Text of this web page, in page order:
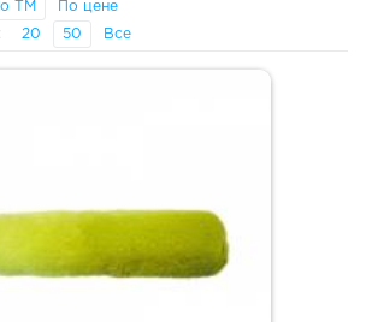
ТМ По цене
20 50 Все